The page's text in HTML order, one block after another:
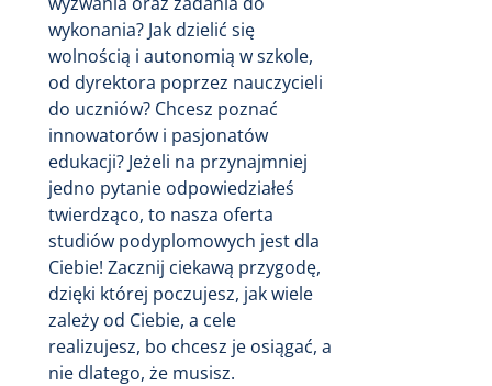
wykonania? Jak dzielić się
wolnością i autonomią w szkole,
od dyrektora poprzez nauczycieli
do uczniów? Chcesz poznać
innowatorów i pasjonatów
edukacji? Jeżeli na przynajmniej
jedno pytanie odpowiedziałeś
twierdząco, to nasza oferta
studiów podyplomowych jest dla
Ciebie! Zacznij ciekawą przygodę,
dzięki której poczujesz, jak wiele
zależy od Ciebie, a cele
realizujesz, bo chcesz je osiągać, a
nie dlatego, że musisz.